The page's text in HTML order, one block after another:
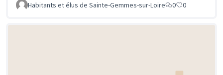
Habitants et élus de Sainte-Gemmes-sur-Loire 0 0